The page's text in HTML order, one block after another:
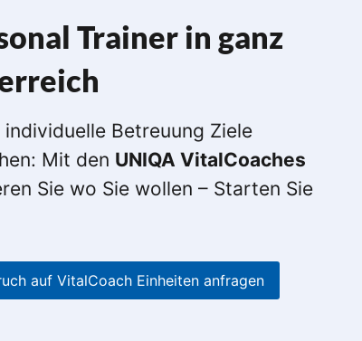
Trainer in ganz
individuelle Betreuung Ziele
Mit den UNIQA VitalCoaches
Sie wo Sie wollen – Starten Sie
auf VitalCoach Einheiten anfragen